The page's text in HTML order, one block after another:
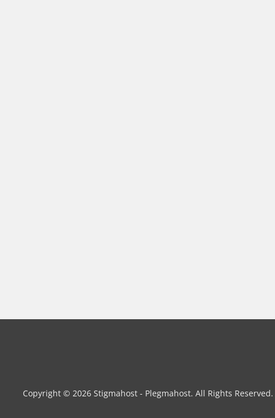
Copyright © 2026 Stigmahost - Plegmahost. All Rights Reserved.